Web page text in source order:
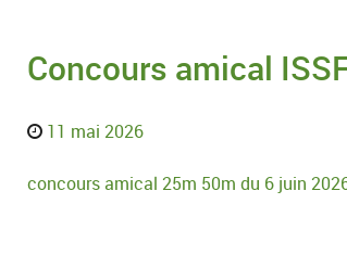
Concours amical
11 mai 2026
concours amical 25m 50m du 6 juin